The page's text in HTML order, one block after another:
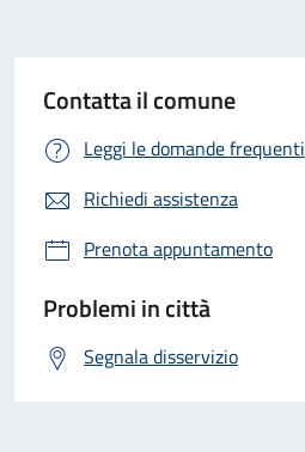
Contatta il comune
Leggi le domande frequenti
Richiedi assistenza
Prenota appuntamento
Problemi in città
Segnala disservizio